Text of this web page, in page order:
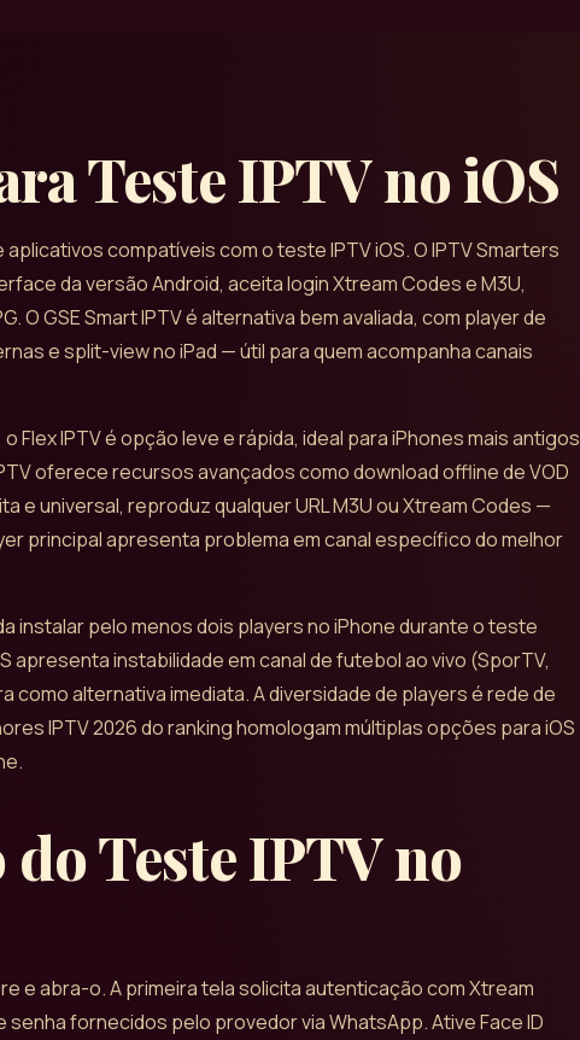
Teste IPTV no iOS
compatíveis com o teste IPTV iOS. O IPTV Smarters
da versão Android, aceita login Xtream Codes e M3U,
O GSE Smart IPTV é alternativa bem avaliada, com player de
e split-view no iPad — útil para quem acompanha canais
Flex IPTV é opção leve e rápida, ideal para iPhones mais antigos
oferece recursos avançados como download offline de VOD
e universal, reproduz qualquer URL M3U ou Xtream Codes —
principal apresenta problema em canal específico do melhor
instalar pelo menos dois players no iPhone durante o teste
apresenta instabilidade em canal de futebol ao vivo (SporTV,
como alternativa imediata. A diversidade de players é rede de
IPTV 2026 do ranking homologam múltiplas opções para iOS
do Teste IPTV no
e abra-o. A primeira tela solicita autenticação com Xtream
fornecidos pelo provedor via WhatsApp. Ative Face ID